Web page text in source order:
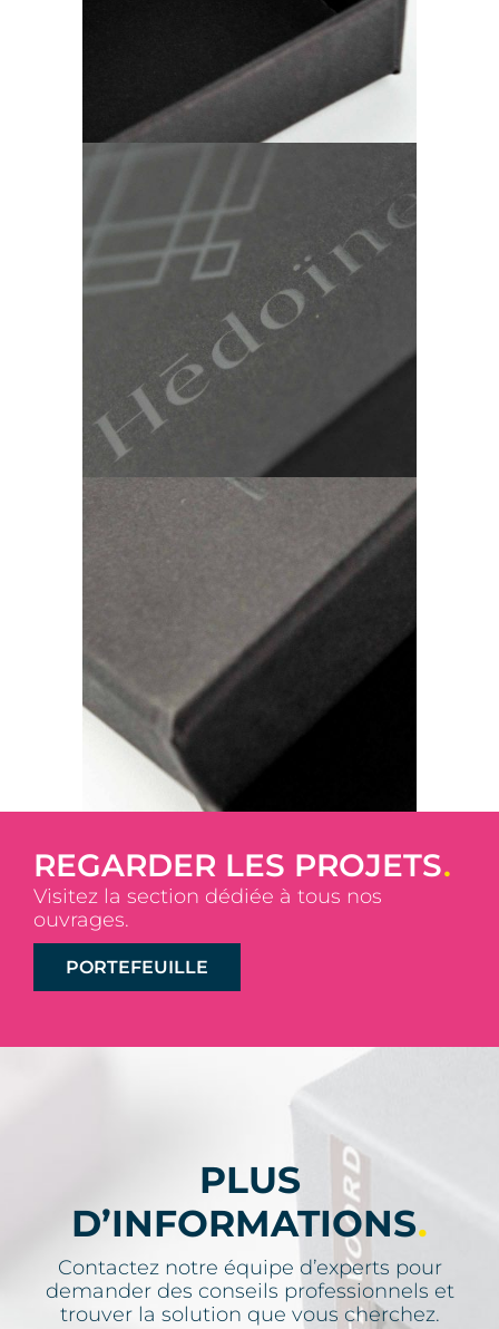
REGARDER LES PROJETS.
Visitez la section dédiée à tous nos
ouvrages.
PORTEFEUILLE
PLUS
D’INFORMATIONS.
Contactez notre équipe d’experts pour
demander des conseils professionnels et
trouver la solution que vous cherchez.